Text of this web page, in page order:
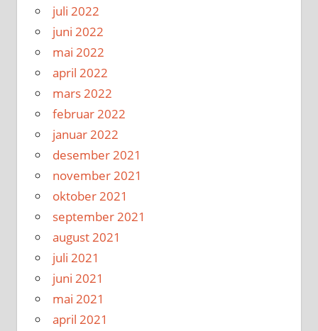
juli 2022
juni 2022
mai 2022
april 2022
mars 2022
februar 2022
januar 2022
desember 2021
november 2021
oktober 2021
september 2021
august 2021
juli 2021
juni 2021
mai 2021
april 2021